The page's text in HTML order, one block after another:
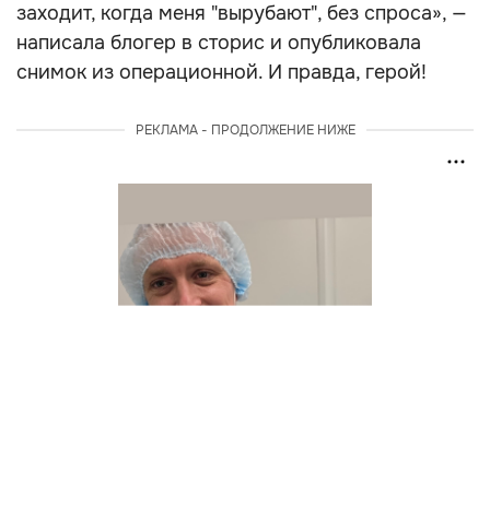
заходит, когда меня "вырубают", без спроса», —
написала блогер в сторис и опубликовала
снимок из операционной. И правда, герой!
РЕКЛАМА - ПРОДОЛЖЕНИЕ НИЖЕ